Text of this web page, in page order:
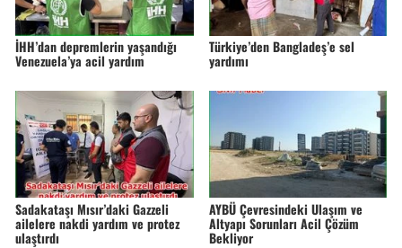
İHH’dan depremlerin yaşandığı
Venezuela’ya acil yardım
Türkiye’den Bangladeş’e sel
yardımı
Sadakataşı Mısır’daki Gazzeli
ailelere nakdi yardım ve protez
ulaştırdı
AYBÜ Çevresindeki Ulaşım ve
Altyapı Sorunları Acil Çözüm
Bekliyor